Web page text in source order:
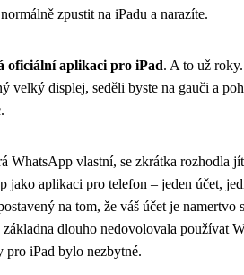
zpustit na iPadu a narazíte.
oficiální aplikaci pro iPad. A to už
velký displej, seděli byste na gauči a
WhatsApp vlastní, se zkrátka rozhodla
jako aplikaci pro telefon – jeden účet,
na tom, že váš účet je namertvo
dlouho nedovolovala používat
pro iPad bylo nezbytné.